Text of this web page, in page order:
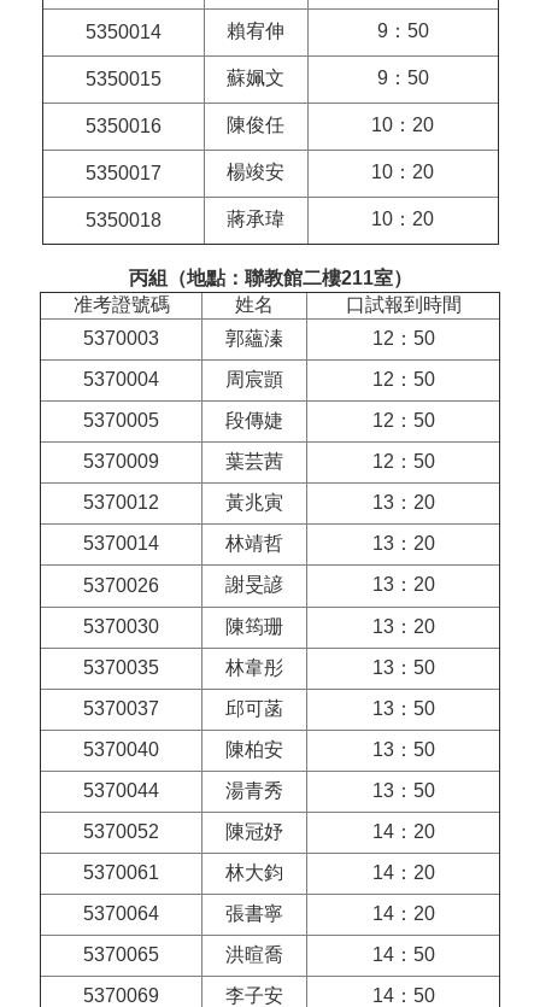
5350014 賴宥伸 9：50
5350015 蘇姵文 9：50
5350016 陳俊任 10：20
5350017 楊竣安 10：20
5350018 蔣承瑋 10：20
丙組（地點：聯教館二樓211室）
准考證號碼
姓名
口試報到時間
5370003
郭蘊溱
12：50
5370004
周宸顗
12：50
5370005
段傳婕
12：50
5370009
葉芸茜
12：50
5370012
黃兆寅
13：20
5370014
林靖哲 13：20
5370026 謝旻諺 13：20
5370030 陳筠珊
13：20
5370035
林韋彤
13：50
5370037
邱可菡
13：50
5370040
陳柏安
13：50
5370044
湯青秀
13：50
5370052
陳冠妤
14：20
5370061
林大鈞
14：20
5370064
張書寧
14：20
5370065
洪暄喬
14：50
5370069
李子安
14：50